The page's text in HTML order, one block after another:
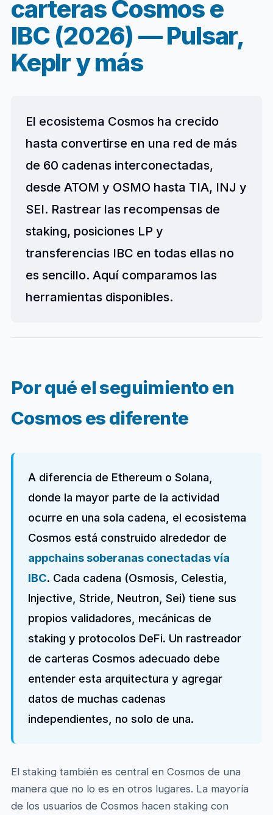
carteras Cosmos e
IBC (2026) — Pulsar,
Keplr y más
El ecosistema Cosmos ha crecido
hasta convertirse en una red de más
de 60 cadenas interconectadas,
desde ATOM y OSMO hasta TIA, INJ y
SEI. Rastrear las recompensas de
staking, posiciones LP y
transferencias IBC en todas ellas no
es sencillo. Aquí comparamos las
herramientas disponibles.
Por qué el seguimiento en
Cosmos es diferente
A diferencia de Ethereum o Solana,
donde la mayor parte de la actividad
ocurre en una sola cadena, el ecosistema
Cosmos está construido alrededor de
appchains soberanas conectadas vía
IBC. Cada cadena (Osmosis, Celestia,
Injective, Stride, Neutron, Sei) tiene sus
propios validadores, mecánicas de
staking y protocolos DeFi. Un rastreador
de carteras Cosmos adecuado debe
entender esta arquitectura y agregar
datos de muchas cadenas
independientes, no solo de una.
El staking también es central en Cosmos de una
manera que no lo es en otros lugares. La mayoría
de los usuarios de Cosmos hacen staking con